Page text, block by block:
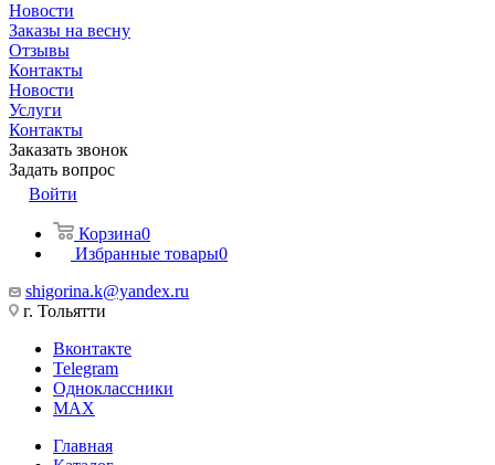
Новости
Заказы на весну
Отзывы
Контакты
Новости
Услуги
Контакты
Заказать звонок
Задать вопрос
Войти
Корзина0
Избранные товары0
shigorina.k@yandex.ru
г. Тольятти
Вконтакте
Telegram
Одноклассники
MAX
Главная